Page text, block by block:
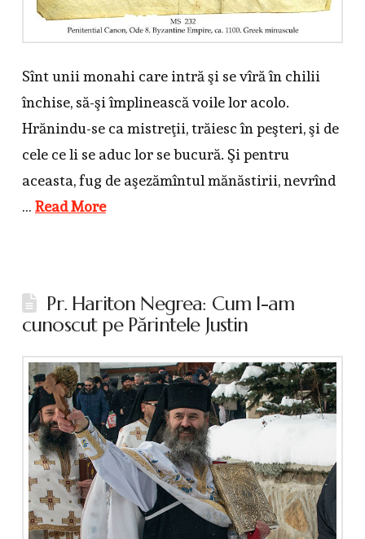
Sînt unii monahi care intră şi se vîră în chilii
închise, să-şi împlinească voile lor acolo.
Hrănindu-se ca mistreţii, trăiesc în peşteri, şi de
cele ce li se aduc lor se bucură. Şi pentru
aceasta, fug de aşezămîntul mănăstirii, nevrînd
… Read More
Pr. Hariton Negrea: Cum l-am
cunoscut pe Părintele Justin